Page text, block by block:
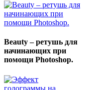
Beauty – ретушь для
начинающих при
помощи Photoshop.